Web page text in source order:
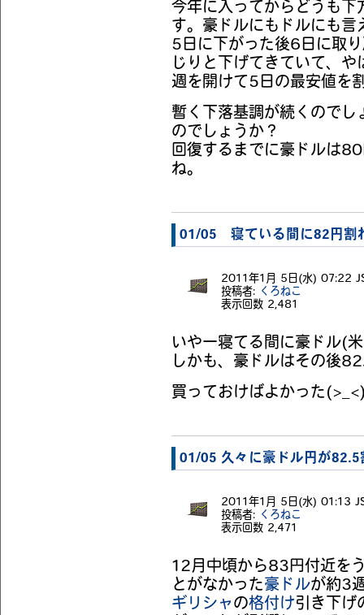
今年に入ってからどうも下
す。豪ドルにもドルにも
5日に下がった後6日に取
じりと下げてきていて、
週を開けて5日の最安値を
暫く下落基調が続くので
のでしょうか？
回復するまでに豪ドルは
ね。
01/05 寝ている間に82円割
2011年1月 5日(水) 07:22
投稿者:
くろねこ
表示回数 2,481
いやー寝てる間に豪ドル(
しかも、豪ドルはその後
買っておけばよかった
01/05 久々に豪ドル円が82.5
2011年1月 5日(水) 01:13
投稿者:
くろねこ
表示回数 2,471
12月中頃から83円付近を
とがなかった豪ドルが約3
ギリシャ の格付け引き下げ